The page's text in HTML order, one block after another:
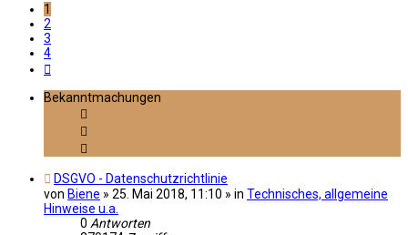
1
2
3
4
Bekanntmachungen
DSGVO - Datenschutzrichtlinie
von Biene » 25. Mai 2018, 11:10 » in Technisches, allgemeine
Hinweise u.a.
0 Antworten